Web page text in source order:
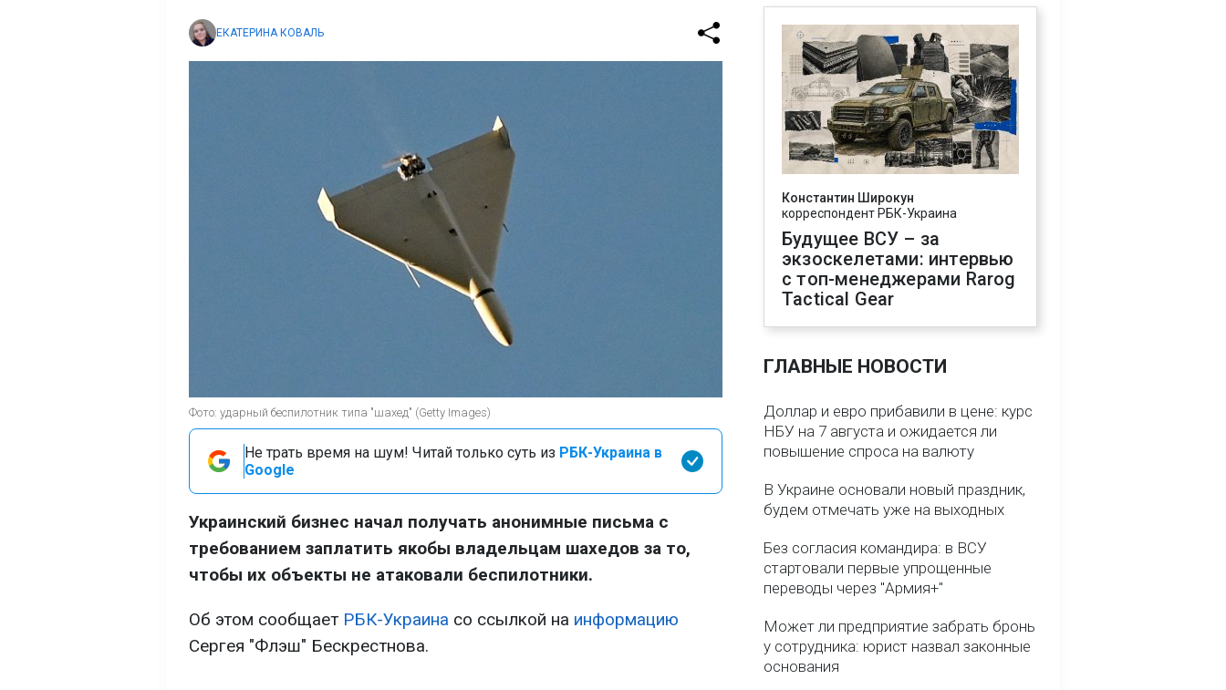
ЕКАТЕРИНА КОВАЛЬ
Фото: ударный беспилотник типа "шахед" (Getty Images)
Не трать время на шум! Читай только суть из РБК-Украина в
Google
Украинский бизнес начал получать анонимные письма с
требованием заплатить якобы владельцам шахедов за то,
чтобы их объекты не атаковали беспилотники.
Об этом сообщает РБК-Украина со ссылкой на информацию
Сергея "Флэш" Бескрестнова.
Константин Широкун
корреспондент РБК-Украина
Будущее ВСУ – за
экзоскелетами: интервью
с топ-менеджерами Rarog
Tactical Gear
ГЛАВНЫЕ НОВОСТИ
Доллар и евро прибавили в цене: курс
НБУ на 7 августа и ожидается ли
повышение спроса на валюту
В Украине основали новый праздник,
будем отмечать уже на выходных
Без согласия командира: в ВСУ
стартовали первые упрощенные
переводы через "Армия+"
Может ли предприятие забрать бронь
у сотрудника: юрист назвал законные
основания